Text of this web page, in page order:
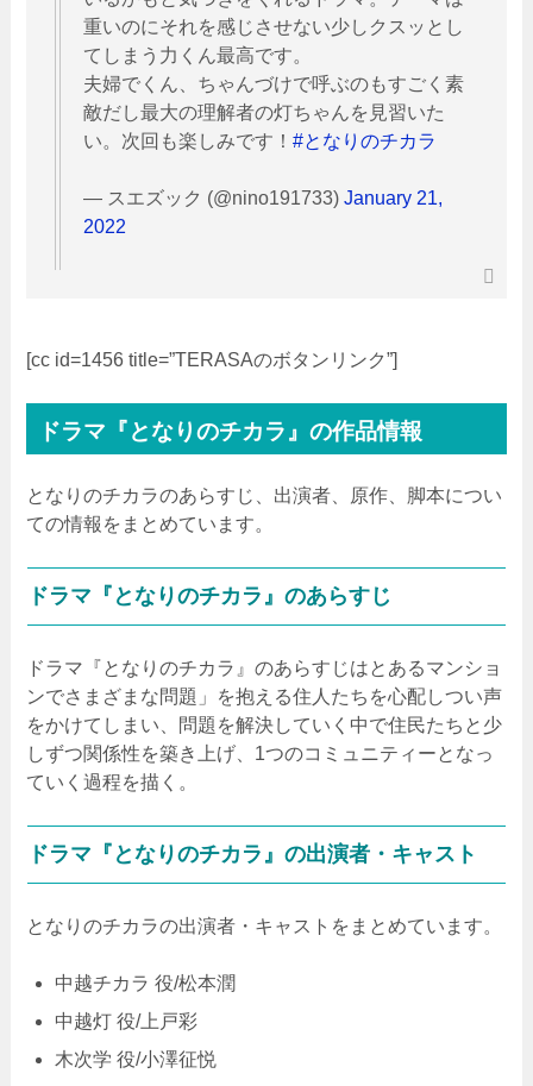
重いのにそれを感じさせない少しクスッとし
てしまう力くん最高です。
夫婦でくん、ちゃんづけで呼ぶのもすごく素
敵だし最大の理解者の灯ちゃんを見習いた
い。次回も楽しみです！#となりのチカラ
— スエズック (@nino191733)January 21,
2022
[cc id=1456 title=”TERASAのボタンリンク”]
ドラマ『となりのチカラ』の作品情報
となりのチカラのあらすじ、出演者、原作、脚本につい
ての情報をまとめています。
ドラマ『となりのチカラ』のあらすじ
ドラマ『となりのチカラ』のあらすじはとあるマンショ
ンでさまざまな問題」を抱える住人たちを心配しつい声
をかけてしまい、問題を解決していく中で住民たちと少
しずつ関係性を築き上げ、1つのコミュニティーとなっ
ていく過程を描く。
ドラマ『となりのチカラ』の出演者・キャスト
となりのチカラの出演者・キャストをまとめています。
中越チカラ 役/松本潤
中越灯 役/上戸彩
木次学 役/小澤征悦